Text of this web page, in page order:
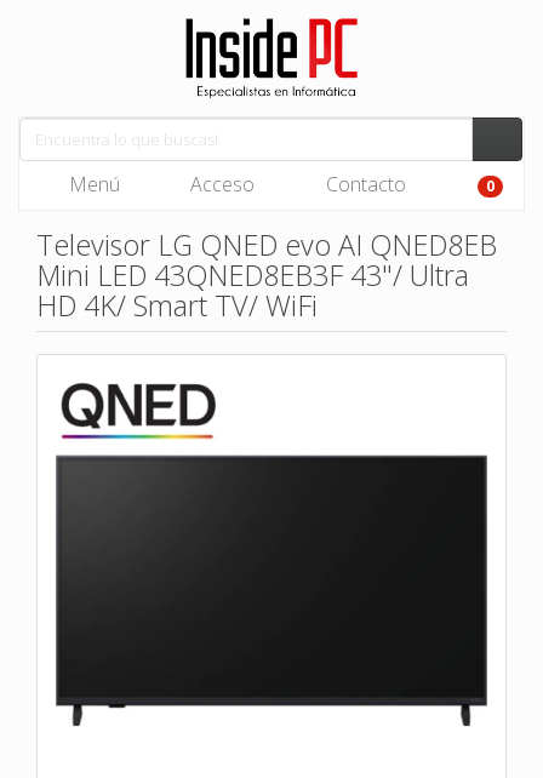
Menú Acceso Contacto 0
Televisor LG QNED evo AI QNED8EB
Mini LED 43QNED8EB3F 43"/ Ultra
HD 4K/ Smart TV/ WiFi